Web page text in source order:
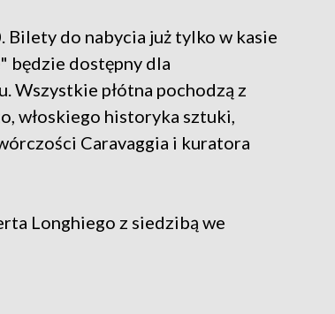
do nabycia już tylko w kasie
będzie dostępny dla
Wszystkie płótna pochodzą z
włoskiego historyka sztuki,
Caravaggia i kuratora
Longhiego z siedzibą we